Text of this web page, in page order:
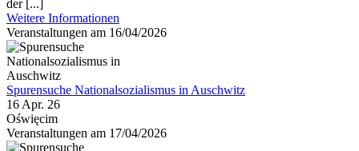
der [...]
Weitere Informationen
Veranstaltungen am 16/04/2026
Spurensuche Nationalsozialismus in Auschwitz
16 Apr. 26
Oświęcim
Veranstaltungen am 17/04/2026